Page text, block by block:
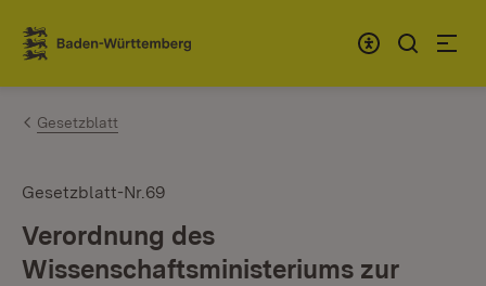
Zum Inhalt springen
Link zur Startseite
Gesetzblatt
Gesetzblatt-Nr.69
Verordnung des
Wissenschaftsministeriums zur